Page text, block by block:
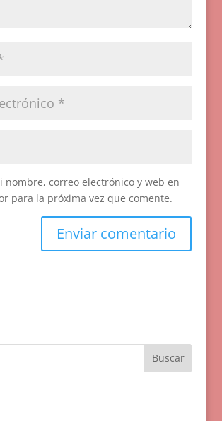
nombre, correo electrónico y web en
para la próxima vez que comente.